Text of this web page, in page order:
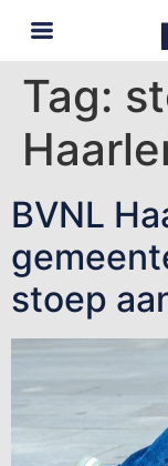
Tag:
BVNL
stoep